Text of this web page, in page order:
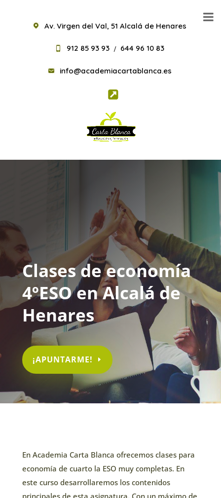
Av. Virgen del Val, 51 Alcalá de Henares
912 85 93 93 / 644 96 10 83
info@academiacartablanca.es
Clases de economía
4ºESO en Alcalá de
Henares
¡APUNTARME!
En Academia Carta Blanca ofrecemos clases para
economía de cuarto la ESO muy completas. En
este curso desarrollaremos los contenidos
principales de esta asignatura. Con un máximo de